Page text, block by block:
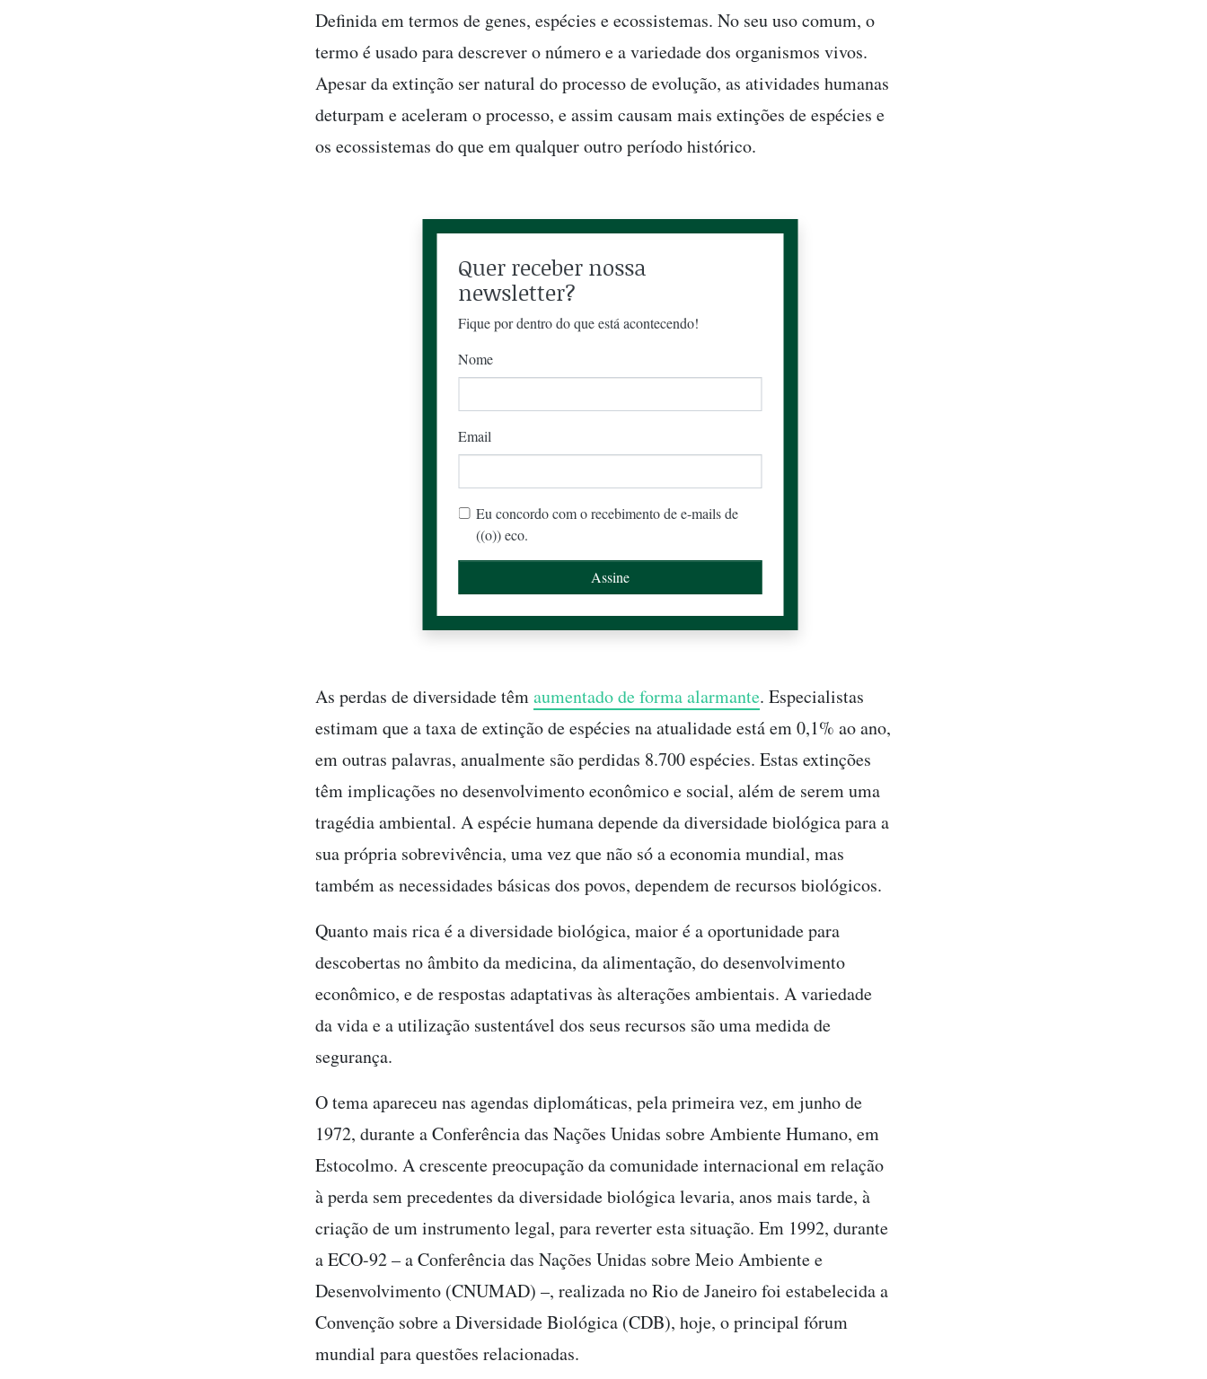
Definida em termos de genes, espécies e ecossistemas. No seu uso comum, o
termo é usado para descrever o número e a variedade dos organismos vivos.
Apesar da extinção ser natural do processo de evolução, as atividades humanas
deturpam e aceleram o processo, e assim causam mais extinções de espécies e
os ecossistemas do que em qualquer outro período histórico.
Quer receber nossa
newsletter?
Fique por dentro do que está acontecendo!
Nome
Email
Eu concordo com o recebimento de e-mails de
((o)) eco.
As perdas de diversidade têmaumentado de forma alarmante. Especialistas
estimam que a taxa de extinção de espécies na atualidade está em 0,1% ao ano,
em outras palavras, anualmente são perdidas 8.700 espécies. Estas extinções
têm implicações no desenvolvimento econômico e social, além de serem uma
tragédia ambiental. A espécie humana depende da diversidade biológica para a
sua própria sobrevivência, uma vez que não só a economia mundial, mas
também as necessidades básicas dos povos, dependem de recursos biológicos.
Quanto mais rica é a diversidade biológica, maior é a oportunidade para
descobertas no âmbito da medicina, da alimentação, do desenvolvimento
econômico, e de respostas adaptativas às alterações ambientais. A variedade
da vida e a utilização sustentável dos seus recursos são uma medida de
segurança.
O tema apareceu nas agendas diplomáticas, pela primeira vez, em junho de
1972, durante a Conferência das Nações Unidas sobre Ambiente Humano, em
Estocolmo. A crescente preocupação da comunidade internacional em relação
à perda sem precedentes da diversidade biológica levaria, anos mais tarde, à
criação de um instrumento legal, para reverter esta situação. Em 1992, durante
a ECO-92 – a Conferência das Nações Unidas sobre Meio Ambiente e
Desenvolvimento (CNUMAD) –, realizada no Rio de Janeiro foi estabelecida a
Convenção sobre a Diversidade Biológica (CDB), hoje, o principal fórum
mundial para questões relacionadas.